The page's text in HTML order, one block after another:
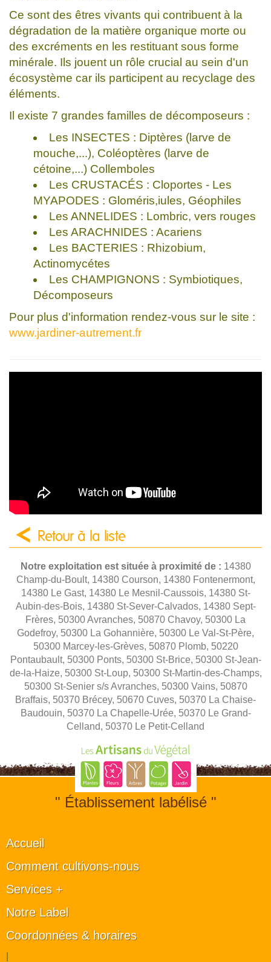
Ce sont des êtres vivants qui contribuent à la
dégradation de la matière organique morte ou
des excréments en les restituant sous forme
minérale. Ils jouent un rôle crucial au sein d'un
écosystème car ils participent au recyclage des
éléments.
Il existe 7 grandes familles de décomposeurs :
Les INSECTES : Diptères (larve de
mouche,...), Coléoptères (larve de
cétoine,...) Collemboles
Les CRUSTACÉS : Cloportes - Les
MYAPODES : Gloméris,iules, Géophiles
Les ANNELIDES : Lombric, vers rouges
Les ARACHNIDES : Acariens
Les BACTERIES : Rhizobium,
Actinomycétes
Les CHAMPIGNONS : Symbiotiques,
Décomposeurs
Pour plus d'information rendez-vous sur le site :
www.jardiner-autrement.fr
Retour à la liste
Notre exploitation est située à proximité de : 14380
Champ-du-Boult, 14380 Courson, 14380 Fontenermont,
14380 Le Gast, 14380 Le Mesnil-Caussois, 14380 St-
Aubin-des-Bois, 14380 St-Sever-Calvados, 14380 Sept-
Frères, 50300 Avranches, 50870 Chavoy, 50300 La
Godefroy, 50300 La Gohannière, 50300 Le Val-St-Père,
50300 Marcey-les-Grèves, 50870 Plomb, 50220
Pontaubault, 50300 Ponts, 50300 St-Brice, 50300 St-Jean-
de-la-Haize, 50300 St-Loup, 50300 St-Martin-des-Champs,
50300 St-Senier s/s Avranches, 50300 Vains, 50870
Braffais, 50370 Brécey, 50670 Cuves, 50370 La Chaise-
Baudouin, 50370 La Chapelle-Urée, 50370 Le Grand-
Celland, 50370 Le Petit-Celland
" Établissement labélisé "
Accueil
Comment cultivons-nous
Services +
Notre Label
Coordonnées & horaires